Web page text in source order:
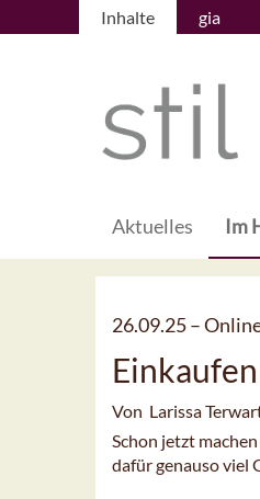
Inhalte gia
Aktuelles Im
26.09.25 –
Von Larissa
Schon jetzt
dafür genauso viel